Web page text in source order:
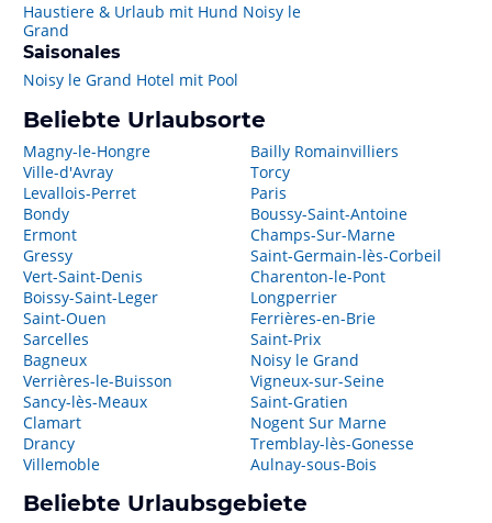
Haustiere & Urlaub mit Hund Noisy le
Grand
Saisonales
Noisy le Grand Hotel mit Pool
Beliebte Urlaubsorte
Magny-le-Hongre
Ville-d'Avray
Levallois-Perret
Bondy
Ermont
Gressy
Vert-Saint-Denis
Boissy-Saint-Leger
Saint-Ouen
Sarcelles
Bagneux
Verrières-le-Buisson
Sancy-lès-Meaux
Clamart
Drancy
Villemoble
Bailly Romainvilliers
Torcy
Paris
Boussy-Saint-Antoine
Champs-Sur-Marne
Saint-Germain-lès-Corbeil
Charenton-le-Pont
Longperrier
Ferrières-en-Brie
Saint-Prix
Noisy le Grand
Vigneux-sur-Seine
Saint-Gratien
Nogent Sur Marne
Tremblay-lès-Gonesse
Aulnay-sous-Bois
Beliebte Urlaubsgebiete